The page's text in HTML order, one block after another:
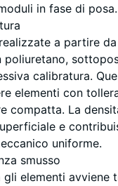
in fase di posa.
a partire
poliuretano,
calibratura.
elementi con
compatta. La
e
uniforme.
smusso
elementi avviene